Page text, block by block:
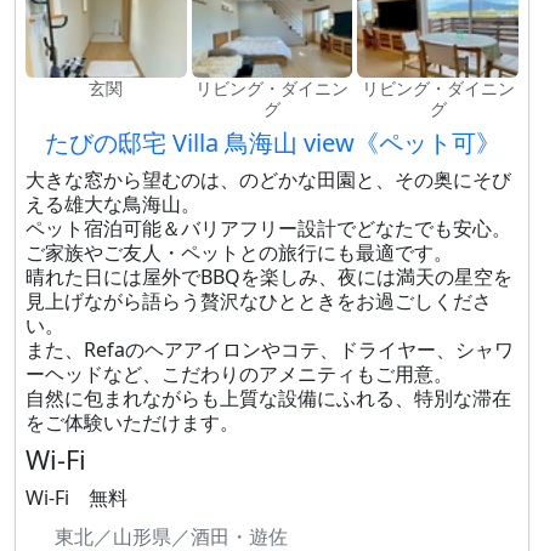
玄関
リビング・ダイニン
グ
リビング・ダイニン
グ
たびの邸宅 Villa 鳥海山 view《ペット可》
大きな窓から望むのは、のどかな田園と、その奥にそび
える雄大な鳥海山。
ペット宿泊可能＆バリアフリー設計でどなたでも安心。
ご家族やご友人・ペットとの旅行にも最適です。
晴れた日には屋外でBBQを楽しみ、夜には満天の星空を
見上げながら語らう贅沢なひとときをお過ごしくださ
い。
また、Refaのヘアアイロンやコテ、ドライヤー、シャワ
ーヘッドなど、こだわりのアメニティもご用意。
自然に包まれながらも上質な設備にふれる、特別な滞在
をご体験いただけます。
Wi-Fi
Wi-Fi 無料
東北／山形県／酒田・遊佐